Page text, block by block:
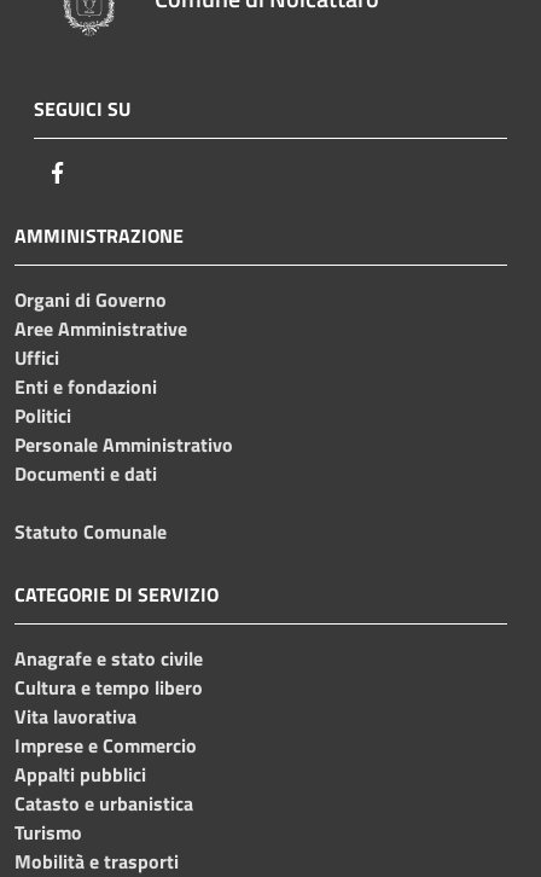
SEGUICI SU
AMMINISTRAZIONE
Organi di Governo
Aree Amministrative
Uffici
Enti e fondazioni
Politici
Personale Amministrativo
Documenti e dati
Statuto Comunale
CATEGORIE DI SERVIZIO
Anagrafe e stato civile
Cultura e tempo libero
Vita lavorativa
Imprese e Commercio
Appalti pubblici
Catasto e urbanistica
Turismo
Mobilità e trasporti